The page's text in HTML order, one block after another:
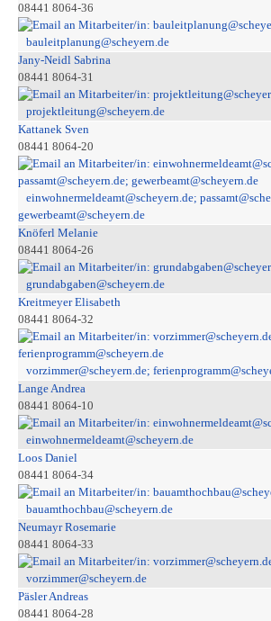
08441 8064-36
bauleitplanung@scheyern.de
Jany-Neidl Sabrina
08441 8064-31
projektleitung@scheyern.de
Kattanek Sven
08441 8064-20
einwohnermeldeamt@scheyern.de;
gewerbeamt@scheyern.de
Knöferl Melanie
08441 8064-26
grundabgaben@scheyern.de
Kreitmeyer Elisabeth
08441 8064-32
vorzimmer@scheyern.de;
Lange Andrea
08441 8064-10
einwohnermeldeamt@scheyern.de
Loos Daniel
08441 8064-34
bauamthochbau@scheyern.de
Neumayr Rosemarie
08441 8064-33
vorzimmer@scheyern.de
Päsler Andreas
08441 8064-28